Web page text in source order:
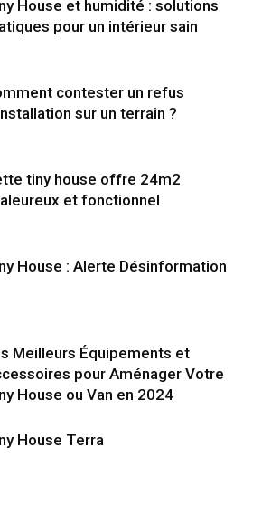
House et humidité : solutions
pour un intérieur sain
contester un refus
sur un terrain ?
tiny house offre 24m2
et fonctionnel
House : Alerte Désinformation
Meilleurs Équipements et
pour Aménager Votre
House ou Van en 2024
House Terra